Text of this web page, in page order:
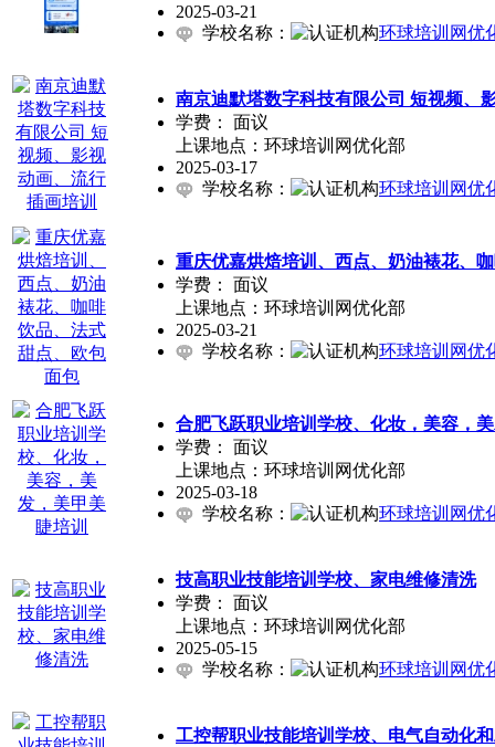
2025-03-21
学校名称：
环球培训网优
南京迪默塔数字科技有限公司 短视频、
学费： 面议
上课地点：环球培训网优化部
2025-03-17
学校名称：
环球培训网优
重庆优嘉烘焙培训、西点、奶油裱花、
学费： 面议
上课地点：环球培训网优化部
2025-03-21
学校名称：
环球培训网优
合肥飞跃职业培训学校、化妆，美容，
学费： 面议
上课地点：环球培训网优化部
2025-03-18
学校名称：
环球培训网优
技高职业技能培训学校、家电维修清洗[
学费： 面议
上课地点：环球培训网优化部
2025-05-15
学校名称：
环球培训网优
工控帮职业技能培训学校、电气自动化